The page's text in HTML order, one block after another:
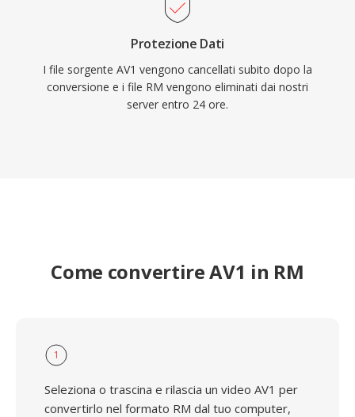
durante il suo periodo di massima diffusione.
Protezione Dati
I file sorgente AV1 vengono cancellati subito dopo la
conversione e i file RM vengono eliminati dai nostri
server entro 24 ore.
Come convertire AV1 in RM
1
Seleziona o trascina e rilascia un video AV1 per
convertirlo nel formato RM dal tuo computer,